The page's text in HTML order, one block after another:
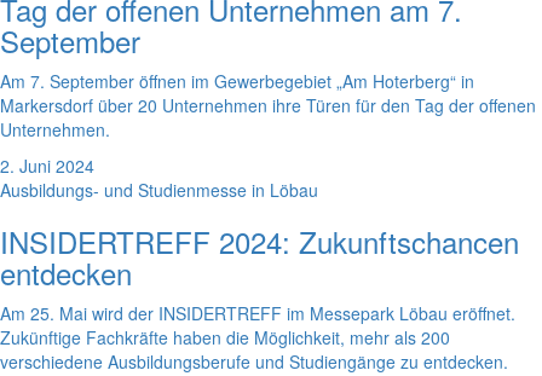
Tag der offenen Unternehmen am 7.
September
Am 7. September öffnen im Gewerbegebiet „Am Hoterberg“ in
Markersdorf über 20 Unternehmen ihre Türen für den Tag der offenen
Unternehmen.
2. Juni 2024
Ausbildungs- und Studienmesse in Löbau
INSIDERTREFF 2024: Zukunftschancen
entdecken
Am 25. Mai wird der INSIDERTREFF im Messepark Löbau eröffnet.
Zukünftige Fachkräfte haben die Möglichkeit, mehr als 200
verschiedene Ausbildungsberufe und Studiengänge zu entdecken.